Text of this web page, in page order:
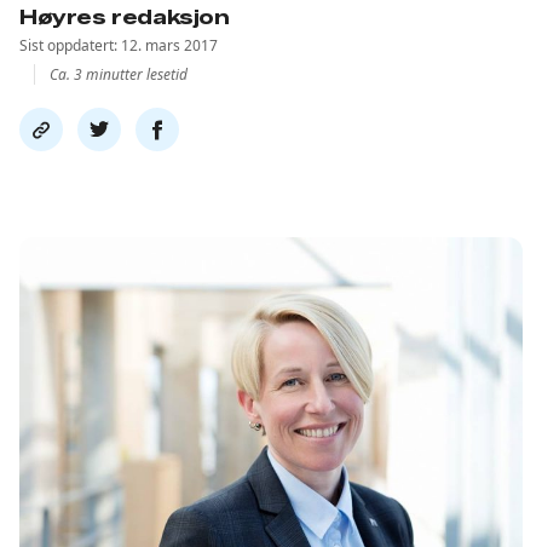
Høyres redaksjon
Sist oppdatert: 12. mars 2017
Ca. 3 minutter lesetid
Del
link
Del
på
Del
på